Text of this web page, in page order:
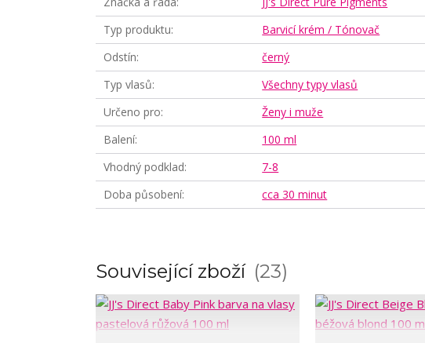
Typ produktu
Barvicí krém / Tónovač
Odstín
černý
Typ vlasů
Všechny typy vlasů
Určeno pro
Ženy i muže
Balení
100 ml
Vhodný podklad
7-8
Doba působení
cca 30 minut
Související zboží 23